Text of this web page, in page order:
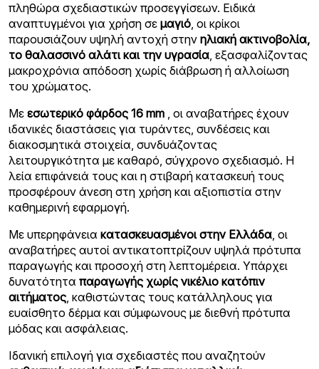
πληθώρα σχεδιαστικών προσεγγίσεων. Ειδικά
αναπτυγμένοι για χρήση σε μαγιό, οι κρίκοι
παρουσιάζουν υψηλή αντοχή στην ηλιακή ακτινοβολία,
το θαλασσινό αλάτι και την υγρασία, εξασφαλίζοντας
μακροχρόνια απόδοση χωρίς διάβρωση ή αλλοίωση
του χρώματος.
Με εσωτερικό φάρδος 16 mm , οι αναβατήρες έχουν
ιδανικές διαστάσεις για τυράντες, συνδέσεις και
διακοσμητικά στοιχεία, συνδυάζοντας
λειτουργικότητα με καθαρό, σύγχρονο σχεδιασμό. Η
λεία επιφάνειά τους και η στιβαρή κατασκευή τους
προσφέρουν άνεση στη χρήση και αξιοπιστία στην
καθημερινή εφαρμογή.
Με υπερηφάνεια κατασκευασμένοι στην Ελλάδα, οι
αναβατήρες αυτοί αντικατοπτρίζουν υψηλά πρότυπα
παραγωγής και προσοχή στη λεπτομέρεια. Υπάρχει
δυνατότητα παραγωγής χωρίς νικέλιο κατόπιν
αιτήματος, καθιστώντας τους κατάλληλους για
ευαίσθητο δέρμα και σύμφωνους με διεθνή πρότυπα
μόδας και ασφάλειας.
Ιδανική επιλογή για σχεδιαστές που αναζητούν